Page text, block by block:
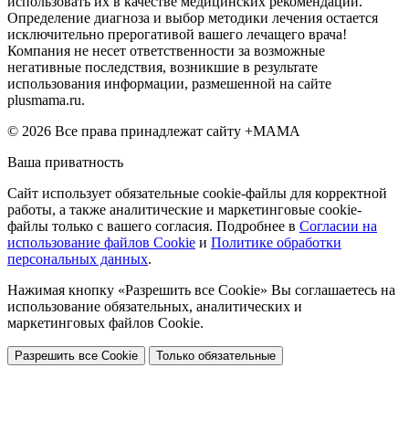
Определение диагноза и выбор методики лечения остается
исключительно прерогативой вашего лечащего врача!
Компания не несет ответственности за возможные
негативные последствия, возникшие в результате
использования информации, размешенной на сайте
plusmama.ru.
© 2026 Все права принадлежат сайту +МАМА
Ваша приватность
Сайт использует обязательные cookie-файлы для корректной
работы, а также аналитические и маркетинговые cookie-
файлы только с вашего согласия. Подробнее в Согласии на
использование файлов Cookie и Политике обработки
персональных данных.
Нажимая кнопку «Разрешить все Cookie» Вы соглашаетесь на
использование обязательных, аналитических и
маркетинговых файлов Cookie.
Разрешить все Cookie Только обязательные